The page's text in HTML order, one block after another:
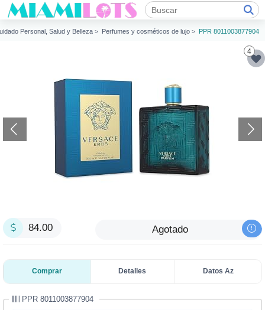
Personal, Salud y Belleza > Perfumes y cosméticos de lujo > PPR 8011003877904
4
84.00 Agotado
Comprar Detalles Datos Az
PPR 8011003877904